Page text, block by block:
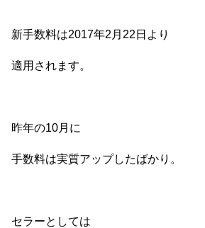
新手数料は2017年2月22日より
適用されます。
昨年の10月に
手数料は実質アップしたばかり。
セラーとしては